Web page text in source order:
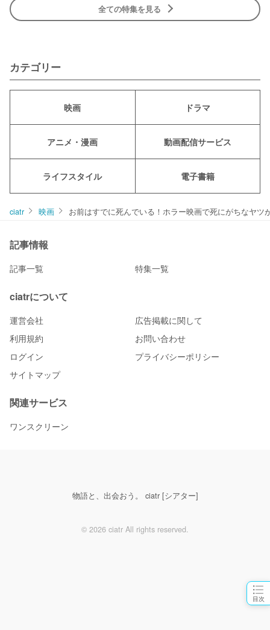
目次
全ての特集を見る
カテゴリー
映画 ドラマ
アニメ・漫画 動画配信サービス
ライフスタイル 電子書籍
ciatr 映画 お前はすでに死んでいる！ホラー映画で死にがちなヤツ
記事情報
記事一覧 特集一覧
ciatrについて
運営会社
広告掲載に関して
利用規約
お問い合わせ
ログイン
プライバシーポリシー
サイトマップ
関連サービス
ワンスクリーン
物語と、出会おう。 ciatr [シアター]
© 2026 ciatr All rights reserved.